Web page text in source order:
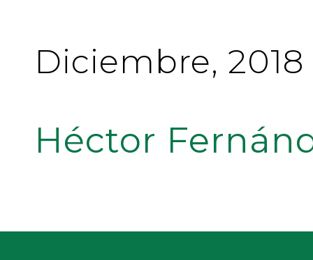
Diciembre, 2018
Héctor